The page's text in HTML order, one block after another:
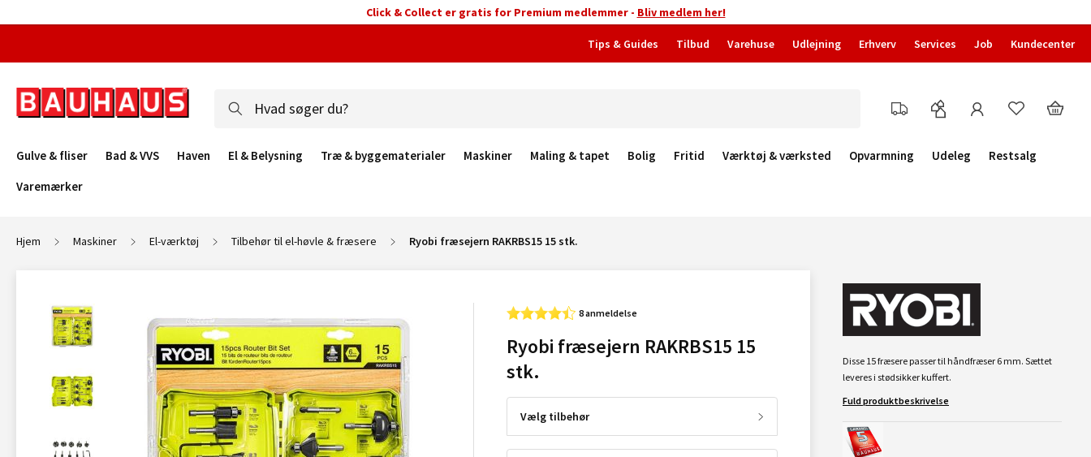
Click & Collect er gratis for Premium medlemmer - Bliv medlem her!
Tips & Guides Tilbud Varehuse Udlejning Erhverv Services Job Kundecenter
Gulve & fliser Bad & VVS Haven El & Belysning Træ & byggematerialer Maskiner Maling & tapet Bolig Fritid Værktøj & værksted Opvarmning Udeleg
Restsalg
Varemærker
Hjem Maskiner El-værktøj Tilbehør til el-høvle & fræsere Ryobi fræsejern RAKRBS15 15 stk.
8 anmeldelse
Ryobi fræsejern RAKRBS15 15
stk.
Vælg tilbehør
Disse 15 fræsere passer til håndfræser 6 mm. Sættet
leveres i stødsikker kuffert.
Fuld produktbeskrivelse